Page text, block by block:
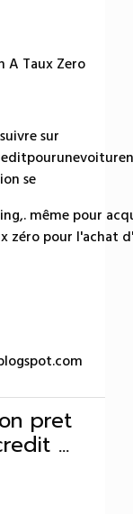
A Taux Zero
sur
se
même pour
zéro pour l'achat
pret
...